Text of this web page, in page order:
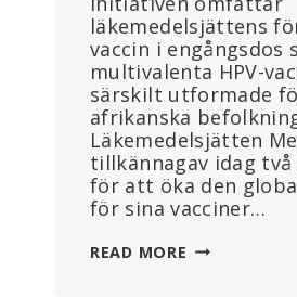
läkemedelsjättens
vaccin i engångsdos
multivalenta HPV-
särskilt utformade
afrikanska
Läkemedelsjätten
tillkännagav idag
för att öka den
för sina vacciner…
READ MORE MERCK